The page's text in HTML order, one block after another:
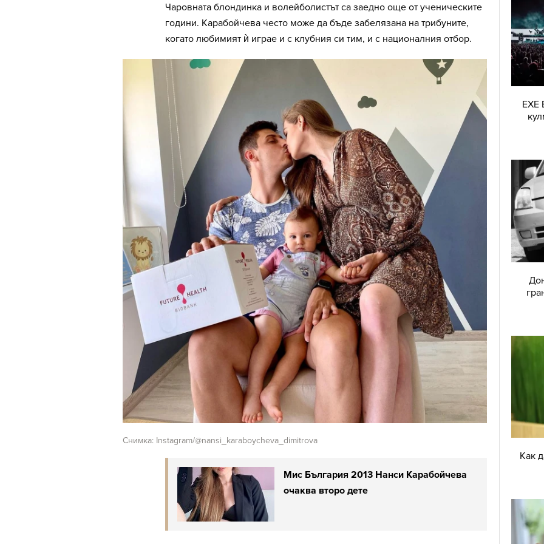
Чаровната блондинка и волейболистът са заедно още от ученическите
години. Карабойчева често може да бъде забелязана на трибуните,
когато любимият ѝ играе и с клубния си тим, и с националния отбор.
Снимка: Instagram/@nansi_karaboycheva_dimitrova
Мис България 2013 Нанси Карабойчева
очаква второ дете
EXE
Как